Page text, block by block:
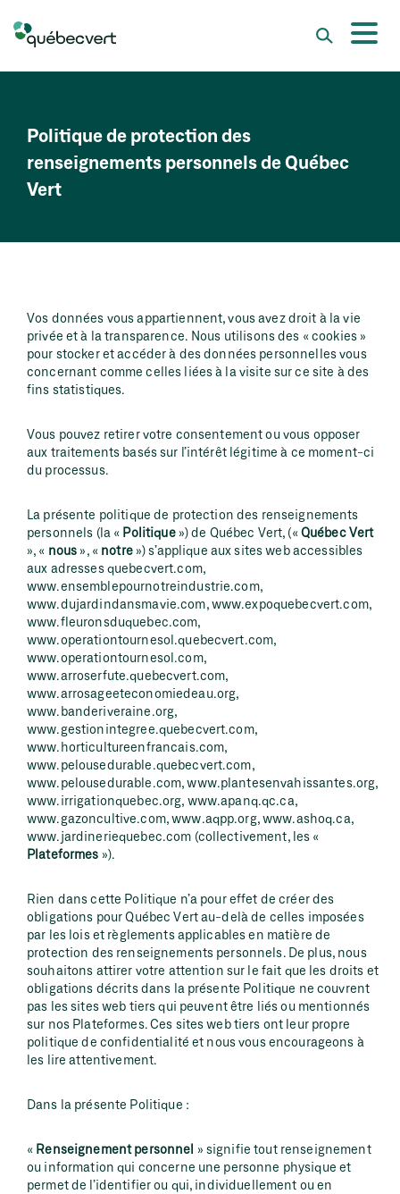
Politique de protection des
renseignements personnels de Québec
Vert
Vos données vous appartiennent, vous avez droit à la vie
privée et à la transparence. Nous utilisons des « cookies »
pour stocker et accéder à des données personnelles vous
concernant comme celles liées à la visite sur ce site à des
fins statistiques.
Vous pouvez retirer votre consentement ou vous opposer
aux traitements basés sur l’intérêt légitime à ce moment-ci
du processus.
La présente politique de protection des renseignements
personnels (la « Politique») de Québec Vert, («Québec Vert
», « nous», « notre») s’applique aux sites web accessibles
aux adresses quebecvert.com,
www.ensemblepournotreindustrie.com,
www.dujardindansmavie.com, www.expoquebecvert.com,
www.fleuronsduquebec.com,
www.operationtournesol.quebecvert.com,
www.operationtournesol.com,
www.arroserfute.quebecvert.com,
www.arrosageeteconomiedeau.org,
www.banderiveraine.org,
www.gestionintegree.quebecvert.com,
www.horticultureenfrancais.com,
www.pelousedurable.quebecvert.com,
www.pelousedurable.com, www.plantesenvahissantes.org,
www.irrigationquebec.org, www.apanq.qc.ca,
www.gazoncultive.com, www.aqpp.org, www.ashoq.ca,
www.jardineriequebec.com (collectivement, les «
Plateformes »).
Rien dans cette Politique n’a pour effet de créer des
obligations pour Québec Vert au-delà de celles imposées
par les lois et règlements applicables en matière de
protection des renseignements personnels. De plus, nous
souhaitons attirer votre attention sur le fait que les droits et
obligations décrits dans la présente Politique ne couvrent
pas les sites web tiers qui peuvent être liés ou mentionnés
sur nos Plateformes. Ces sites web tiers ont leur propre
politique de confidentialité et nous vous encourageons à
les lire attentivement.
Dans la présente Politique :
« Renseignement personnel » signifie tout renseignement
ou information qui concerne une personne physique et
permet de l’identifier ou qui, individuellement ou en